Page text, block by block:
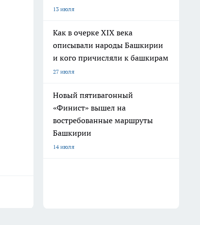
13 июля
Как в очерке XIX века
описывали народы Башкирии
и кого причисляли к башкирам
27 июля
Новый пятивагонный
«Финист» вышел на
востребованные маршруты
Башкирии
14 июля